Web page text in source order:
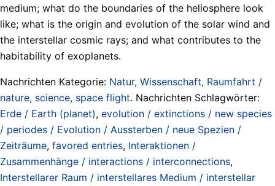
medium; what do the boundaries of the heliosphere look
like; what is the origin and evolution of the solar wind and
the interstellar cosmic rays; and what contributes to the
habitability of exoplanets.
Nachrichten Kategorie: Natur, Wissenschaft, Raumfahrt /
nature, science, space flight. Nachrichten Schlagwörter:
Erde / Earth (planet), evolution / extinctions / new species
/ periodes / Evolution / Aussterben / neue Spezien /
Zeiträume, favored entries, Interaktionen /
Zusammenhänge / interactions / interconnections,
Interstellarer Raum / interstellares Medium / interstellar